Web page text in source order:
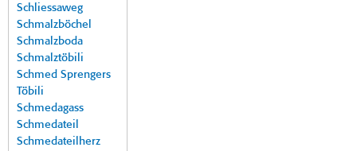
Schliessaweg
Schmalzböchel
Schmalzboda
Schmalztöbili
Schmed Sprengers
Töbili
Schmedagass
Schmedateil
Schmedateilherz